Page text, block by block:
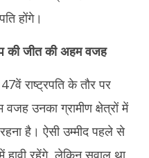
होंगे।
की जीत की अहम वजह
राष्ट्रपति के तौर पर
उनका ग्रामीण क्षेत्रों में
है। ऐसी उम्मीद पहले से
हावी रहेंगे, लेकिन सवाल था